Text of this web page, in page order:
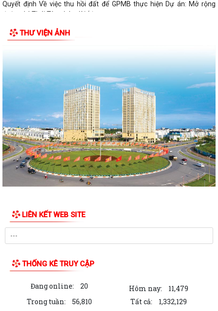
đường Lý Thái Tông kéo dài (đoạn...
đường Lý Thái Tông kéo dài (đoạn...
Quyết định Về việc thu hồi đất để GPMB thực hiện Dự án: Mở rộng
đường Lý Thái Tông kéo dài (đoạn...
Quyết định Về việc thu hồi đất để GPMB thực hiện Dự án: Mở rộng
đường Lý Thái Tông kéo dài (đoạn...
Quyết định Về việc thu hồi đất để GPMB thực hiện Dự án: Mở rộng
đường Lý Thái Tông kéo dài (đoạn...
Quyết định Về việc thu hồi đất để GPMB thực hiện Dự án: Mở rộng
đường Lý Thái Tông kéo dài (đoạn...
đường Lý Thái Tông kéo dài (đoạn...
Quyết định Về việc thu hồi đất để GPMB thực hiện Dự án: Mở rộng
đường Lý Thái Tông kéo dài (đoạn từ...
Quyết định Về việc thu hồi đất để GPMB thực hiện Dự án: Mở rộng
đường Lý Thái Tông kéo dài (đoạn...
THƯ VIỆN ẢNH
LIÊN KẾT WEB SITE
THỐNG KÊ TRUY CẬP
Đang online: 20 Hôm nay:
11,479
Trong tuần:
56,810 Tất cả: 1,332,129